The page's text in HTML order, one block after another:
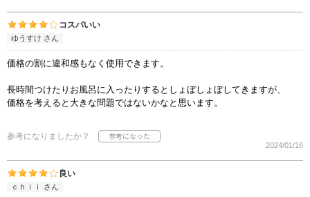
コスパいい
ゆうすけ さん
価格の割に違和感もなく使用できます。
長時間つけたりお風呂に入ったりするとしょぼしょぼしてきますが、
価格を考えると大きな問題ではないかなと思います。
参考になりましたか？
2024/01/16
良い
ｃｈｉｉ さん